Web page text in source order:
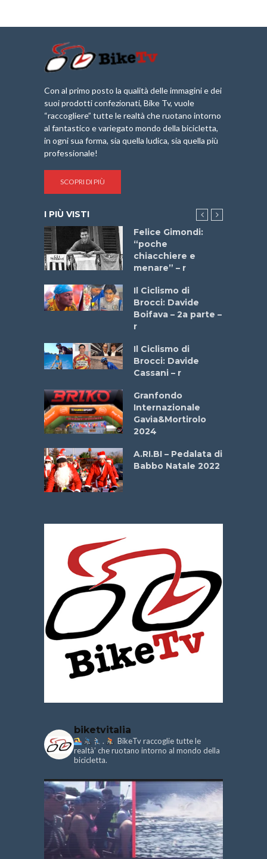
Con al primo posto la qualità delle immagini e dei
suoi prodotti confezionati, Bike Tv, vuole
“raccogliere” tutte le realtà che ruotano intorno
al fantastico e variegato mondo della bicicletta,
in ogni sua forma, sia quella ludica, sia quella più
professionale!
SCOPRI DI PIÙ
I PIÙ VISTI
Felice Gimondi:
“poche
chiacchiere e
menare” – r
Il Ciclismo di
Brocci: Davide
Boifava – 2a parte –
r
Il Ciclismo di
Brocci: Davide
Cassani – r
Granfondo
Internazionale
Gavia&Mortirolo
2024
A.RI.BI – Pedalata di
Babbo Natale 2022
biketvitalia
.
BikeTv raccoglie tutte le
realtà’ che ruotano intorno al mondo della
bicicletta.